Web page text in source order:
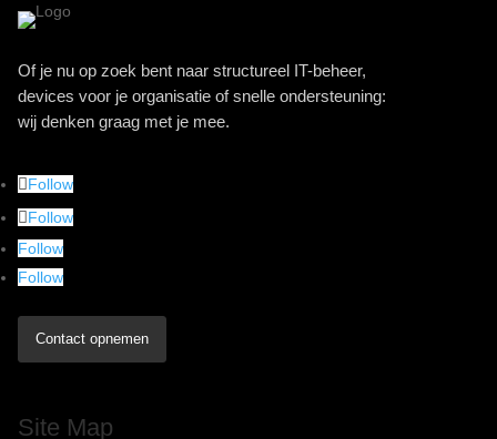
Of je nu op zoek bent naar structureel IT-beheer,
devices voor je organisatie of snelle ondersteuning:
wij denken graag met je mee.
Follow
Follow
Follow
Follow
Contact opnemen
Site Map